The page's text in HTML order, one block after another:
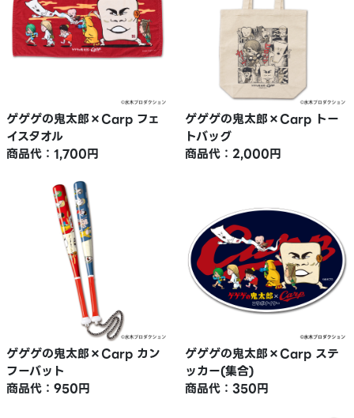
ゲゲゲの鬼太郎×Carp フェ
イスタオル
商品代：1,700円
ゲゲゲの鬼太郎×Carp トー
トバッグ
商品代：2,000円
ゲゲゲの鬼太郎×Carp カン
フーバット
商品代：950円
ゲゲゲの鬼太郎×Carp ステ
ッカー(集合)
商品代：350円